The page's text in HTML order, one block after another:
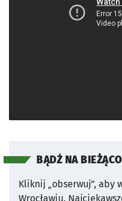
BĄDŹ NA
Kliknij „obserwuj”, aby
Wrocławiu.